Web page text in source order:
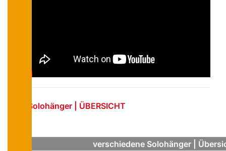
Solohänger | ÜBERSICHT
verschiedene Solohänger |